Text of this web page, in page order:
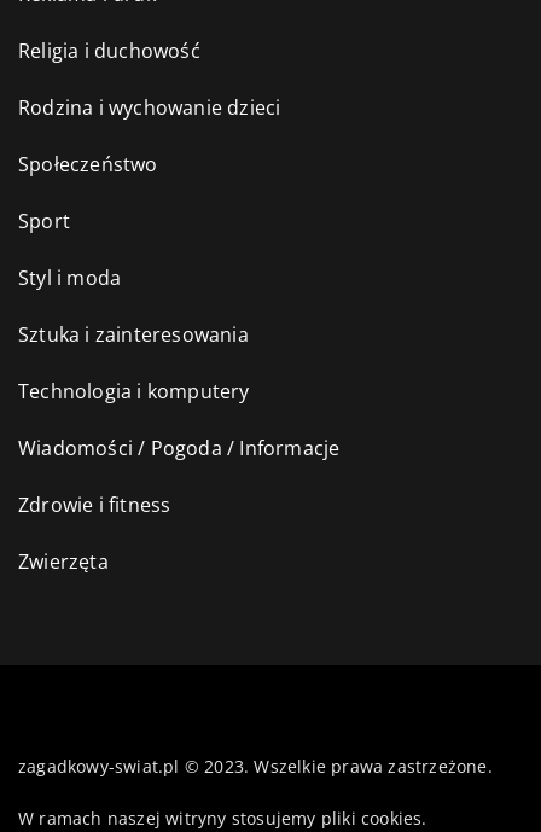
Religia i duchowość
Rodzina i wychowanie dzieci
Społeczeństwo
Sport
Styl i moda
Sztuka i zainteresowania
Technologia i komputery
Wiadomości / Pogoda / Informacje
Zdrowie i fitness
Zwierzęta
zagadkowy-swiat.pl © 2023. Wszelkie prawa zastrzeżone.
W ramach naszej witryny stosujemy pliki cookies.